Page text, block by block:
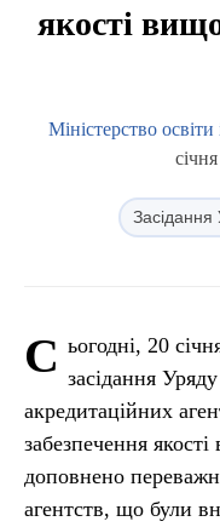
якості
Міністерство
Засідання
С ьогодні, 20
засідання
акредитаційних
забезпечення
доповнено
агентств, що були